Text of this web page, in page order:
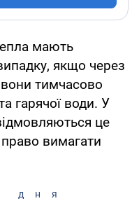
мають
якщо через
вони тимчасово
гарячої води. У
це
вимагати
дня